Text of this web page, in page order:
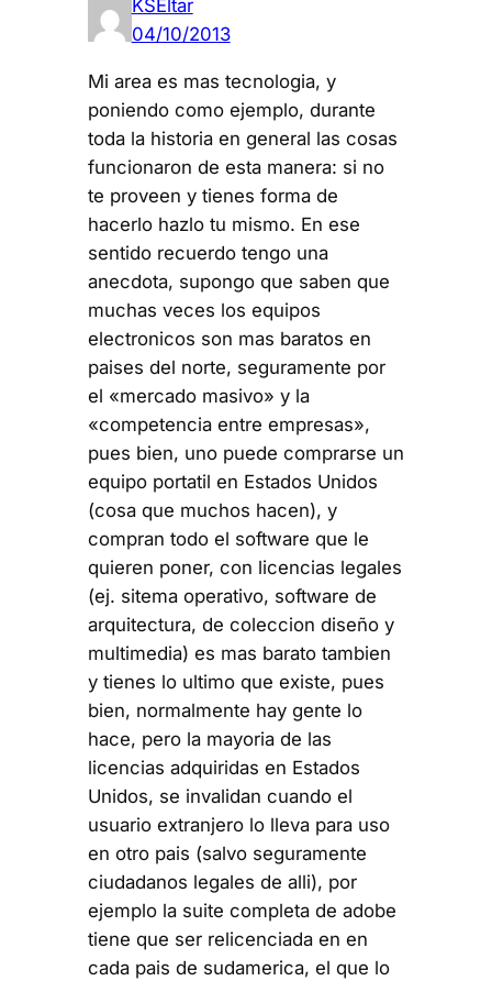
KSEltar
04/10/2013
Mi area es mas tecnologia, y
poniendo como ejemplo, durante
toda la historia en general las cosas
funcionaron de esta manera: si no
te proveen y tienes forma de
hacerlo hazlo tu mismo. En ese
sentido recuerdo tengo una
anecdota, supongo que saben que
muchas veces los equipos
electronicos son mas baratos en
paises del norte, seguramente por
el «mercado masivo» y la
«competencia entre empresas»,
pues bien, uno puede comprarse un
equipo portatil en Estados Unidos
(cosa que muchos hacen), y
compran todo el software que le
quieren poner, con licencias legales
(ej. sitema operativo, software de
arquitectura, de coleccion diseño y
multimedia) es mas barato tambien
y tienes lo ultimo que existe, pues
bien, normalmente hay gente lo
hace, pero la mayoria de las
licencias adquiridas en Estados
Unidos, se invalidan cuando el
usuario extranjero lo lleva para uso
en otro pais (salvo seguramente
ciudadanos legales de alli), por
ejemplo la suite completa de adobe
tiene que ser relicenciada en en
cada pais de sudamerica, el que lo